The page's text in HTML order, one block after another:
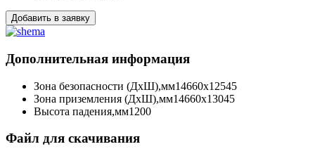
Добавить в заявку
Дополнительная информация
Зона безопасности (ДхШ),мм14660х12545
Зона приземления (ДхШ),мм14660х13045
Высота падения,мм1200
Файл для скачивания